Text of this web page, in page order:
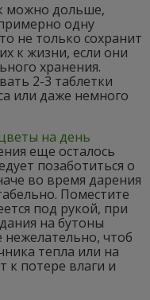
можно дольше,
одну
не только сохранит
к жизни, если они
хранения.
2-3 таблетки
или даже немного
на день
еще осталось
позаботиться о
во время дарения
Поместите
под рукой, при
на бутоны
чтоб
тепла или на
к потере влаги и